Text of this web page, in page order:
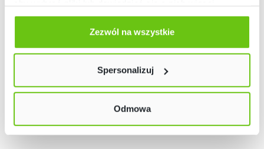
Odmów zgody poprzez przycisk „Odmowa”. Wtedy
użyjemy tylko plików niezbędnych dla naszej strony.
Twój wybór możesz zmienić przez kliknięcie przycisku w
Polityce prywatności
Zezwól na wszystkie
Spersonalizuj
Odmowa